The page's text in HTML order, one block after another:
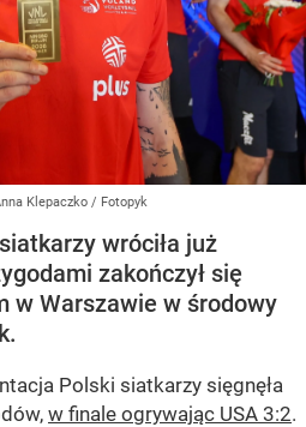
Klepaczko / Fotopyk
wróciła już
zakończył się
w Warszawie w środowy
Polski siatkarzy sięgnęła
w finale ogrywając USA 3:2.